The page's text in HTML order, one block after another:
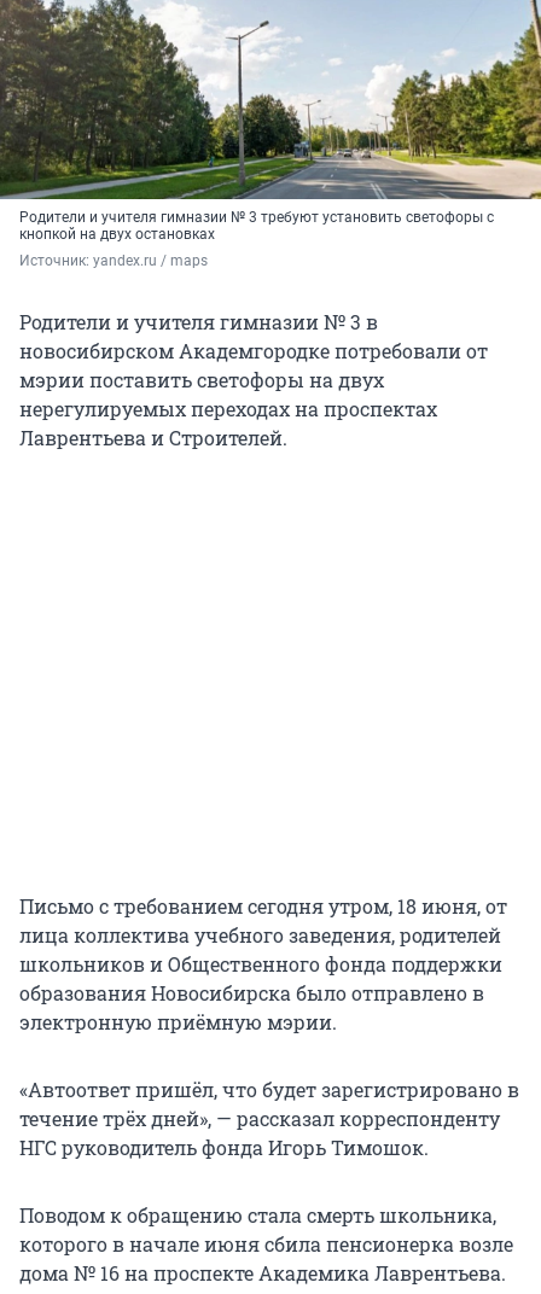
Родители и учителя гимназии № 3 требуют установить светофоры с
кнопкой на двух остановках
Источник: yandex.ru / maps
Родители и учителя гимназии № 3 в
новосибирском Академгородке потребовали от
мэрии поставить светофоры на двух
нерегулируемых переходах на проспектах
Лаврентьева и Строителей.
Письмо с требованием сегодня утром, 18 июня, от
лица коллектива учебного заведения, родителей
школьников и Общественного фонда поддержки
образования Новосибирска было отправлено в
электронную приёмную мэрии.
«Автоответ пришёл, что будет зарегистрировано в
течение трёх дней», — рассказал корреспонденту
НГС руководитель фонда Игорь Тимошок.
Поводом к обращению стала смерть школьника,
которого в начале июня сбила пенсионерка возле
дома № 16 на проспекте Академика Лаврентьева.